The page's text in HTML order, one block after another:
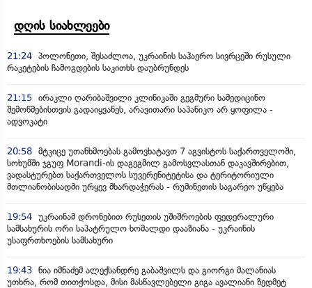
დღის სიახლეები
21:24 პოლონეთი, შესაძლოა, უკრაინის საჰაერო სივრცეში რუსული
რაკეტების ჩამოგდების საკითხს დაუბრუნდეს
21:15 ირაკლი ღარიბაშვილი კლინიკაში გეგმური სამედიცინო
შემოწმებისთვის გადაიყვანეს, არავითარი საპანიკო არ ყოფილა -
ადვოკატი
20:58 მტკიცე უთანხმოებას გამოვხატავთ 7 აგვისტოს საქართველოში,
სოხუმში ჯგუფ Morandi-ის დაგეგმილ გამოსვლასთან დაკავშირებით,
ვადასტურებთ საქართველოს სუვერენიტეტისა და ტერიტორიული
მთლიანობისადმი ურყევ მხარდაჭერას - რუმინეთის საგარეო უწყება
19:54 უკრაინამ დრონებით რუსეთის უშიშროების ფედერალური
სამსახურის ორი საპატრულო ხომალდი დააზიანა - უკრაინის
უსაფრთხოების სამსახური
19:43 ნია იმნაძემ ალექსანდრე გაბაშვილს და გიორგი მალანიას
უთხრა, რომ თითქოსდა, მისი მასწავლებელი გიგა ავალიანი ზედმეტ